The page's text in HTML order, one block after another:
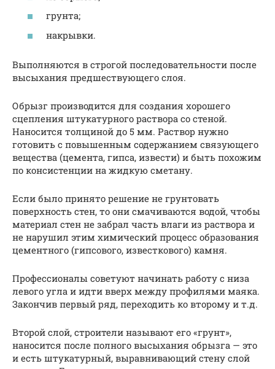
грунта;
накрывки.
Выполняются в строгой последовательности после
высыхания предшествующего слоя.
Обрызг производится для создания хорошего
сцепления штукатурного раствора со стеной.
Наносится толщиной до 5 мм. Раствор нужно
готовить с повышенным содержанием связующего
вещества (цемента, гипса, извести) и быть похожим
по консистенции на жидкую сметану.
Если было принято решение не грунтовать
поверхность стен, то они смачиваются водой, чтобы
материал стен не забрал часть влаги из раствора и
не нарушил этим химический процесс образования
цементного (гипсового, известкового) камня.
Профессионалы советуют начинать работу с низа
левого угла и идти вверх между профилями маяка.
Закончив первый ряд, переходить ко второму и т.д.
Второй слой, строители называют его «грунт»,
наносится после полного высыхания обрызга — это
и есть штукатурный, выравнивающий стену слой